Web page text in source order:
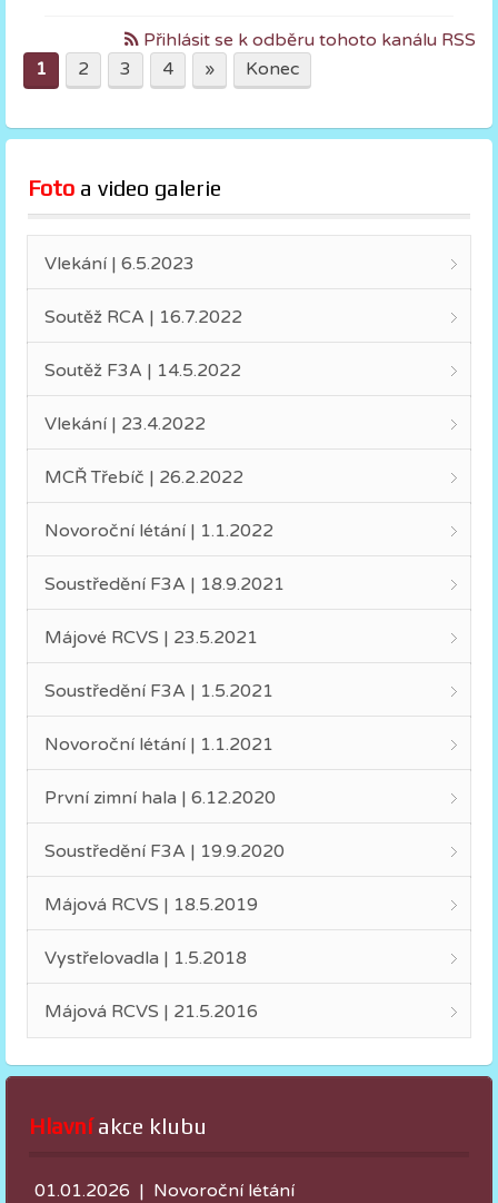
Přihlásit se k odběru tohoto kanálu RSS
1
2 3 4 » Konec
Foto a video galerie
Vlekání | 6.5.2023
Soutěž RCA | 16.7.2022
Soutěž F3A | 14.5.2022
Vlekání | 23.4.2022
MCŘ Třebíč | 26.2.2022
Novoroční létání | 1.1.2022
Soustředění F3A | 18.9.2021
Májové RCVS | 23.5.2021
Soustředění F3A | 1.5.2021
Novoroční létání | 1.1.2021
První zimní hala | 6.12.2020
Soustředění F3A | 19.9.2020
Májová RCVS | 18.5.2019
Vystřelovadla | 1.5.2018
Májová RCVS | 21.5.2016
Hlavní akce klubu
01.01.2026 | Novoroční létání